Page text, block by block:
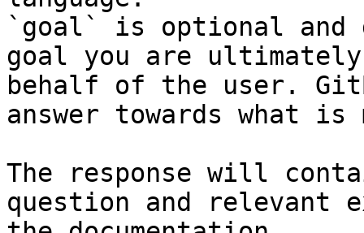
`goal` is optional and
goal you are
behalf of the user.
answer towards what
The response will
question and relevant